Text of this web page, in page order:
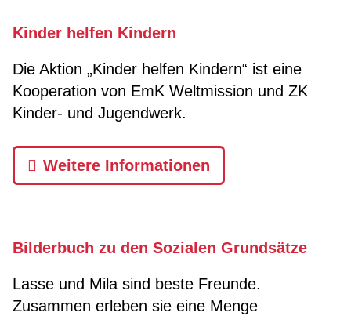
Kinder helfen Kindern
Die Aktion „Kinder helfen Kindern“ ist eine
Kooperation von EmK Weltmission und ZK
Kinder- und Jugendwerk.
Weitere Informationen
Bilderbuch zu den Sozialen Grundsätze
Lasse und Mila sind beste Freunde.
Zusammen erleben sie eine Menge